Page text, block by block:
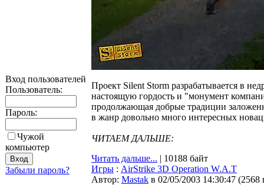
Вход пользователей
Пользователь:
Пароль:
Чужой
компьютер
Забыли пароль?
Проект Silent Storm разрабатывается в
настоящую гордость и "монумент
продолжающая добрые традиции
в жанр довольно много интересных
ЧИТАЕМ ДАЛЬШЕ:
Читать дальше... | 10188 байт
Игры : AirStrike 3D Operation W.A.T
Автор: Мastak в 02/05/2003 14:30:47 (2568